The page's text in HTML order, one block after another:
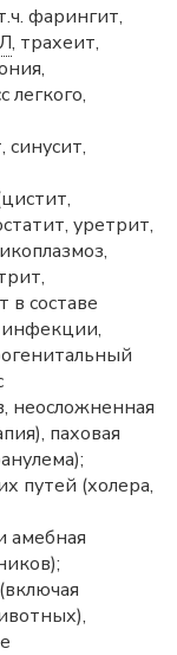
фарингит,
, трахеит,
легкого,
синусит,
уретрит,
составе
инфекции,
неосложненная
паховая
путей (холера,
амебная